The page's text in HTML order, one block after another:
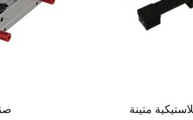
متينة